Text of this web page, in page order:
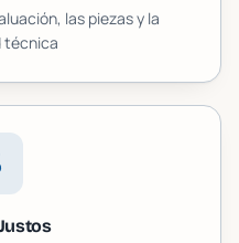
las piezas y la
técnica